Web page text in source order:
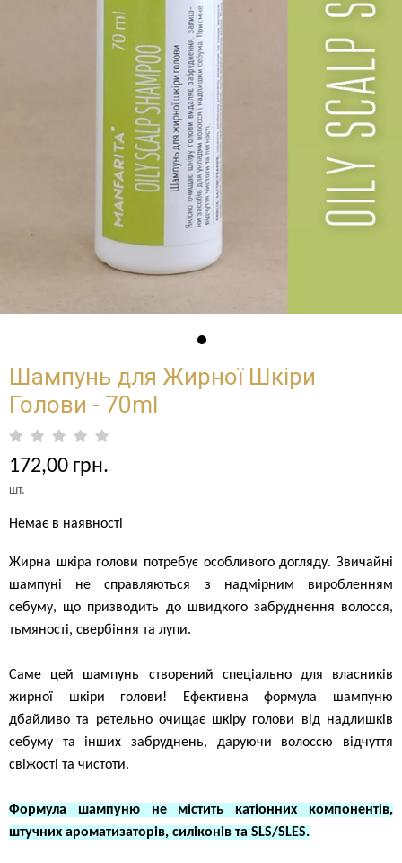
Шампунь для Жирної Шкіри
Голови - 70ml
172,00 грн.
шт.
Немає в наявності
Жирна шкіра голови потребує особливого догляду. Звичайні
шампуні не справляються з надмірним виробленням
себуму, що призводить до швидкого забруднення волосся,
тьмяності, свербіння та лупи.
Саме цей шампунь створений спеціально для власників
жирної шкіри голови! Ефективна формула шампуню
дбайливо та ретельно очищає шкіру голови від надлишків
себуму та інших забруднень, даруючи волоссю відчуття
свіжості та чистоти.
Формула шампуню не містить катіонних компонентів,
штучних ароматизаторів, силіконів та SLS/SLES.